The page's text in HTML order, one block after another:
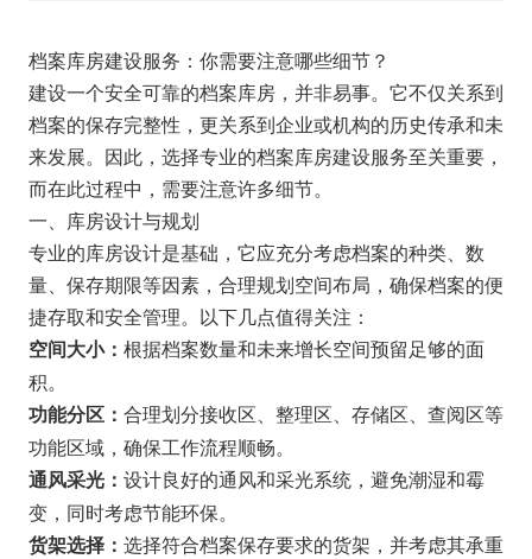
档案库房建设服务：你需要注意哪些细节？
建设一个安全可靠的档案库房，并非易事。它不仅关系到
档案的保存完整性，更关系到企业或机构的历史传承和未
来发展。因此，选择专业的档案库房建设服务至关重要，
而在此过程中，需要注意许多细节。
一、库房设计与规划
专业的库房设计是基础，它应充分考虑档案的种类、数
量、保存期限等因素，合理规划空间布局，确保档案的便
捷存取和安全管理。以下几点值得关注：
空间大小： 根据档案数量和未来增长空间预留足够的面
积。
功能分区： 合理划分接收区、整理区、存储区、查阅区等
功能区域，确保工作流程顺畅。
通风采光： 设计良好的通风和采光系统，避免潮湿和霉
变，同时考虑节能环保。
货架选择： 选择符合档案保存要求的货架，并考虑其承重